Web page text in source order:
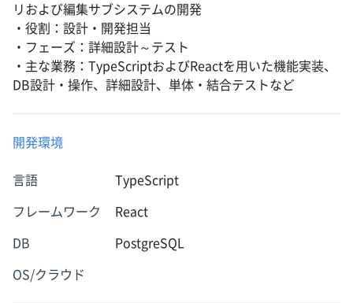
リおよび編集サブシステムの開発
・役割：設計・開発担当
・フェーズ：詳細設計～テスト
・主な業務：TypeScriptおよびReactを用いた機能実装、
DB設計・操作、詳細設計、単体・結合テストなど
開発環境
言語 TypeScript
フレームワーク React
DB PostgreSQL
OS/クラウド